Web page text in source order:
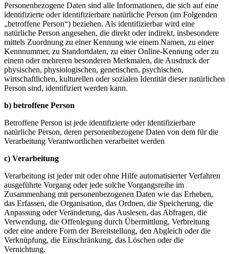
Personenbezogene Daten sind alle Informationen, die sich auf eine
identifizierte oder identifizierbare natürliche Person (im Folgenden
„betroffene Person“) beziehen. Als identifizierbar wird eine
natürliche Person angesehen, die direkt oder indirekt, insbesondere
mittels Zuordnung zu einer Kennung wie einem Namen, zu einer
Kennnummer, zu Standortdaten, zu einer Online-Kennung oder zu
einem oder mehreren besonderen Merkmalen, die Ausdruck der
physischen, physiologischen, genetischen, psychischen,
wirtschaftlichen, kulturellen oder sozialen Identität dieser natürlichen
Person sind, identifiziert werden kann.
b) betroffene Person
Betroffene Person ist jede identifizierte oder identifizierbare
natürliche Person, deren personenbezogene Daten von dem für die
Verarbeitung Verantwortlichen verarbeitet werden
c) Verarbeitung
Verarbeitung ist jeder mit oder ohne Hilfe automatisierter Verfahren
ausgeführte Vorgang oder jede solche Vorgangsreihe im
Zusammenhang mit personenbezogenen Daten wie das Erheben,
das Erfassen, die Organisation, das Ordnen, die Speicherung, die
Anpassung oder Veränderung, das Auslesen, das Abfragen, die
Verwendung, die Offenlegung durch Übermittlung, Verbreitung
oder eine andere Form der Bereitstellung, den Abgleich oder die
Verknüpfung, die Einschränkung, das Löschen oder die
Vernichtung.